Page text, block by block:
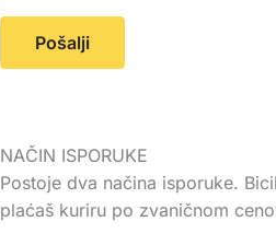
Pošalji
NAČIN ISPORUKE
Postoje dva načina isporuke.
plaćaš kuriru po zvaničnom